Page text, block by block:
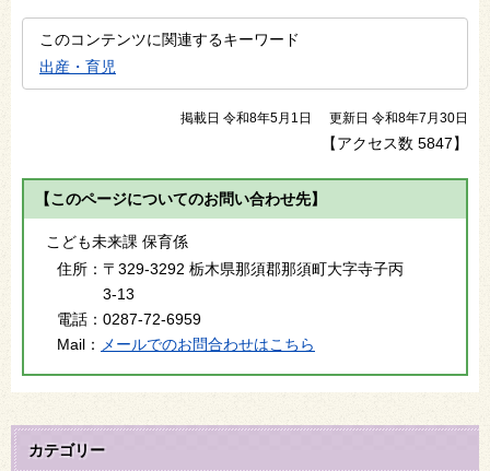
このコンテンツに関連するキーワード
出産・育児
掲載日 令和8年5月1日 更新日 令和8年7月30日
【アクセス数 5847】
【このページについてのお問い合わせ先】
こども未来課 保育係
住所： 〒329-3292 栃木県那須郡那須町大字寺子丙
3-13
電話： 0287-72-6959
Mail：
メールでのお問合わせはこちら
カテゴリー